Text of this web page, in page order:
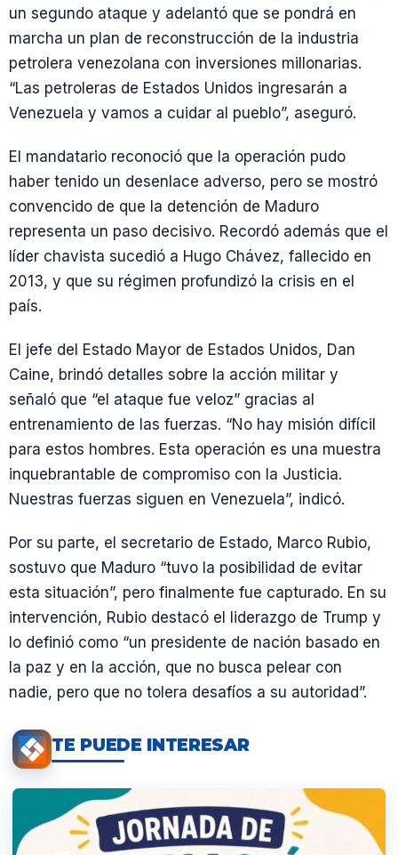
un segundo ataque y adelantó que se pondrá en
marcha un plan de reconstrucción de la industria
petrolera venezolana con inversiones millonarias.
“Las petroleras de Estados Unidos ingresarán a
Venezuela y vamos a cuidar al pueblo”, aseguró.
El mandatario reconoció que la operación pudo
haber tenido un desenlace adverso, pero se mostró
convencido de que la detención de Maduro
representa un paso decisivo. Recordó además que el
líder chavista sucedió a Hugo Chávez, fallecido en
2013, y que su régimen profundizó la crisis en el
país.
El jefe del Estado Mayor de Estados Unidos, Dan
Caine, brindó detalles sobre la acción militar y
señaló que “el ataque fue veloz” gracias al
entrenamiento de las fuerzas. “No hay misión difícil
para estos hombres. Esta operación es una muestra
inquebrantable de compromiso con la Justicia.
Nuestras fuerzas siguen en Venezuela”, indicó.
Por su parte, el secretario de Estado, Marco Rubio,
sostuvo que Maduro “tuvo la posibilidad de evitar
esta situación”, pero finalmente fue capturado. En su
intervención, Rubio destacó el liderazgo de Trump y
lo definió como “un presidente de nación basado en
la paz y en la acción, que no busca pelear con
nadie, pero que no tolera desafíos a su autoridad”.
TE PUEDE INTERESAR